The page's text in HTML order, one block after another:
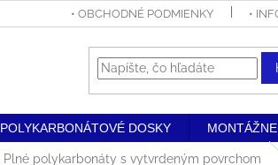
• OBCHODNÉ PODMIENKY •
POLYKARBONÁTOVÉ DOSKY
Plné polykarbonáty s vytvrdeným povrchom